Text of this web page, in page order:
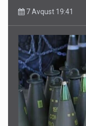
7 Avqust 19:41